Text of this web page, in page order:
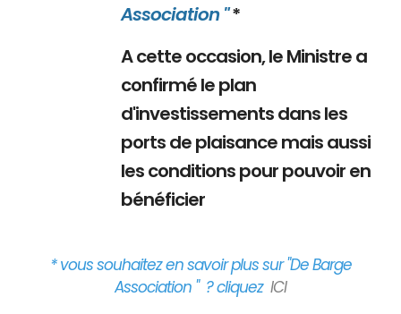
Association "*
A cette occasion, le Ministre a
confirmé le plan
d'investissements dans les
ports de plaisance mais aussi
les conditions pour pouvoir en
bénéficier
* vous souhaitez en savoir plus sur "De Barge
Association " ? cliquez ICI